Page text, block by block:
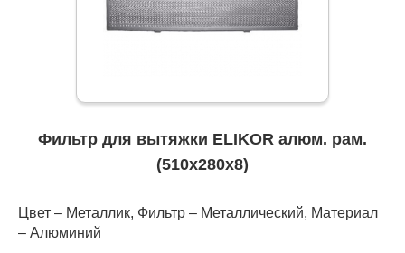
Фильтр для вытяжки ELIKOR алюм. рам.
(510х280х8)
Цвет – Металлик, Фильтр – Металлический, Материал
– Алюминий